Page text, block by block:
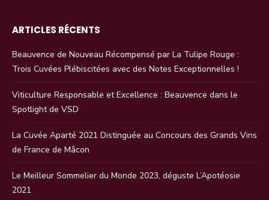
ARTICLES RÉCENTS
Beauvence de Nouveau Récompensé par La Tulipe Rouge :
Trois Cuvées Plébiscitées avec des Notes Exceptionnelles !
Viticulture Responsable et Excellence : Beauvence dans le
Spotlight de VSD
La Cuvée Aparté 2021 Distinguée au Concours des Grands Vins
de France de Mâcon
Le Meilleur Sommelier du Monde 2023, déguste L’Apotéosie
2021